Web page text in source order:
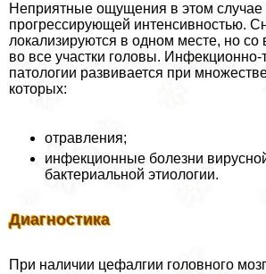
Неприятные ощущения в этом случае
прогрессирующей интенсивностью.
локализируются в одном месте, но
во все участки головы.
патологии развивается при
которых:
отравления;
инфекционные болезни
бактериальной этиологии.
Диагностика
При наличии цефалгии головного